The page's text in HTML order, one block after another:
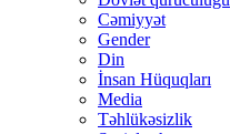
Cəmiyyət
Gender
Din
İnsan Hüquqları
Media
Təhlükəsizlik